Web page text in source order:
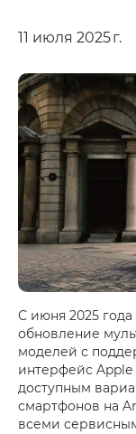
11 июля 2025 г.
С июня 2025
обновление
моделей с
интерфейс
доступным
смартфонов на
всеми